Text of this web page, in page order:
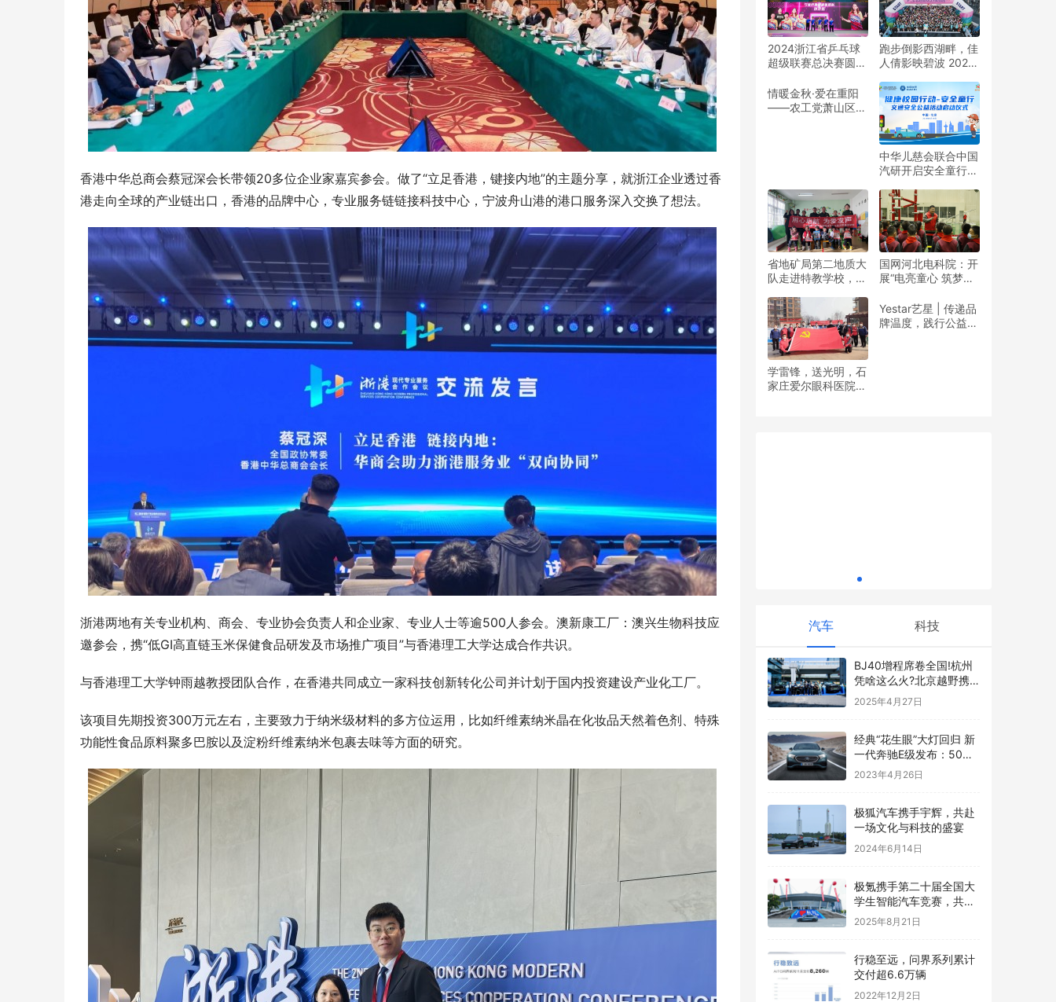
香港中华总商会蔡冠深会长带领20多位企业家嘉宾参会。做了“立足香港，键接内地”的主题分享，就浙江企业透过香
港走向全球的产业链出口，香港的品牌中心，专业服务链链接科技中心，宁波舟山港的港口服务深入交换了想法。
浙港两地有关专业机构、商会、专业协会负责人和企业家、专业人士等逾500人参会。澳新康工厂：澳兴生物科技应
邀参会，携“低GI高直链玉米保健食品研发及市场推广项目”与香港理工大学达成合作共识。
与香港理工大学钟雨越教授团队合作，在香港共同成立一家科技创新转化公司并计划于国内投资建设产业化工厂。
该项目先期投资300万元左右，主要致力于纳米级材料的多方位运用，比如纤维素纳米晶在化妆品天然着色剂、特殊
功能性食品原料聚多巴胺以及淀粉纤维素纳米包裹去味等方面的研究。
2024浙江省乒乓球
超级联赛总决赛圆满
跑步倒影西湖畔，佳
人倩影映碧波 2024
靓丽开赛
情暖金秋·爱在重阳
——农工党萧山区基
中华儿慈会联合中国
汽研开启安全童行公
省地矿局第二地质大
队走进特教学校，暖
国网河北电科院：开
展“电亮童心 筑梦未
学雷锋，送光明，石
家庄爱尔眼科医院党
Yestar艺星 | 传递品
牌温度，践行公益之
【遇见·域见】引领全域电商潮流，谱写产业
数字化新蓝图
十年画质巅峰！小米电视大师86英寸Mini
LED今日首销：14999元
汽车 科技
BJ40增程席卷全国!杭州
凭啥这么火?北京越野携
专属礼遇向车主 “表白”
2025年4月27日
经典“花生眼”大灯回归 新
一代奔驰E级发布：50万
买它还香吗
2023年4月26日
​极狐汽车携手宇辉，共赴
一场文化与科技的盛宴
2024年6月14日
极氪携手第二十届全国大
学生智能汽车竞赛，共创
智能化生态发展
2025年8月21日
行稳至远，问界系列累计
交付超6.6万辆
2022年12月2日